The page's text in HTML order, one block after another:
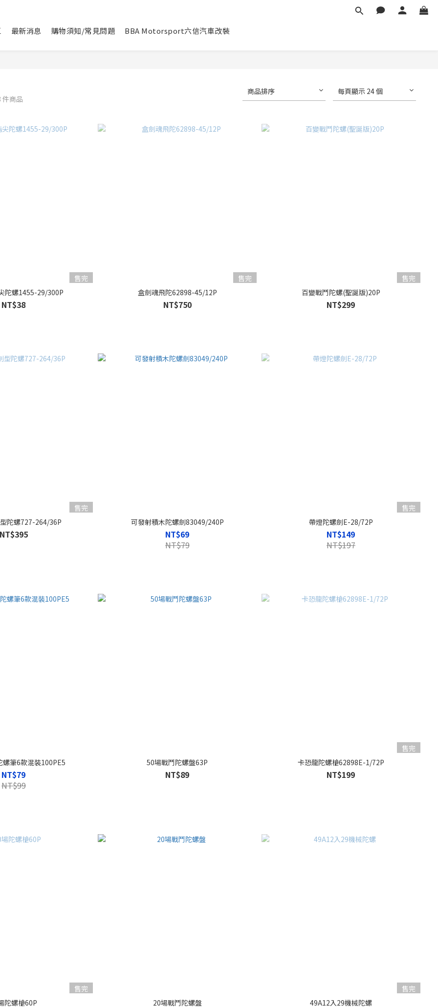
最新消息 購物須知/常見問題 BBA Motorsport六信汽車改裝
件商品
商品排序 每頁顯示 24 個
售完
陀螺1455-29/300P
NT$38
售完
盒劍魂飛陀62898-45/12P
NT$750
售完
百變戰鬥陀螺(聖誕版)20P
NT$299
售完
陀螺727-264/36P
可發射積木陀螺劍83049/240P
NT$69
NT$79
售完
帶燈陀螺劍E-28/72P
NT$149
NT$197
螺筆6款混裝100PE5
NT$79
NT$99
50場戰鬥陀螺盤63P
NT$89
售完
卡恐龍陀螺槍62898E-1/72P
NT$199
售完
陀螺槍60P
20場戰鬥陀螺盤
售完
49A12入29機械陀螺